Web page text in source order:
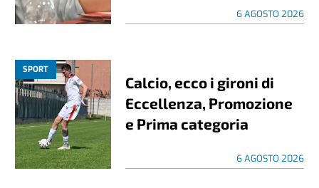
6 AGOSTO 2026
SPORT
Calcio, ecco i gironi di
Eccellenza, Promozione
e Prima categoria
6 AGOSTO 2026